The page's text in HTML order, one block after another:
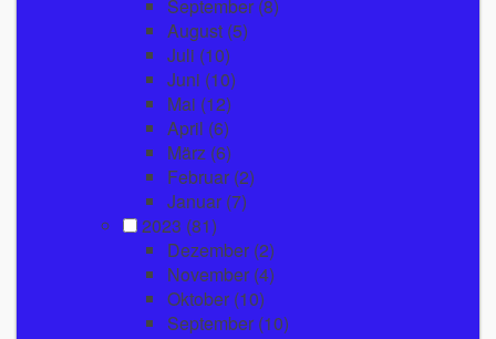
September (8)
August (5)
Juli (10)
Juni (10)
Mai (12)
April (6)
März (6)
Februar (2)
Januar (7)
2023 (81)
Dezember (2)
November (4)
Oktober (10)
September (10)